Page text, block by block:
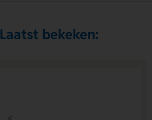
Laatst bekeken: